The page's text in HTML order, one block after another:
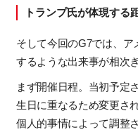
トランプ氏が体現する
そして今回のG7では、ア
するような出来事が相次
まず開催日程。当初予定
生日に重なるため変更さ
個人的事情によって調整